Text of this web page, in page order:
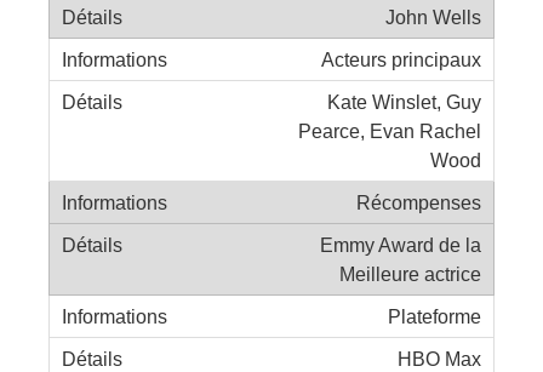
John Wells
Acteurs principaux
Kate Winslet, Guy
Pearce, Evan Rachel
Wood
Récompenses
Emmy Award de la
Meilleure actrice
Plateforme
HBO Max